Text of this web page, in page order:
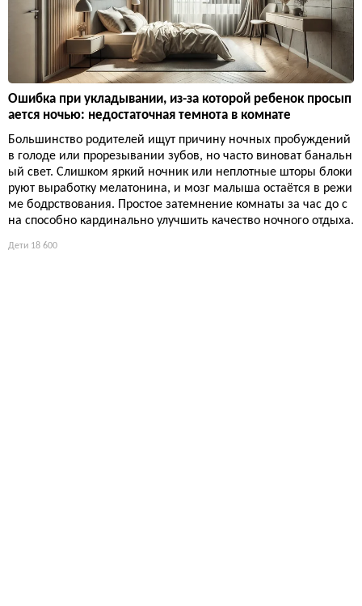
Ошибка при укладывании, из-за которой ребенок просып
ается ночью: недостаточная темнота в комнате
Большинство родителей ищут причину ночных пробуждений
в голоде или прорезывании зубов, но часто виноват банальн
ый свет. Слишком яркий ночник или неплотные шторы блоки
руют выработку мелатонина, и мозг малыша остаётся в режи
ме бодрствования. Простое затемнение комнаты за час до с
на способно кардинально улучшить качество ночного отдыха.
Дети 18 600